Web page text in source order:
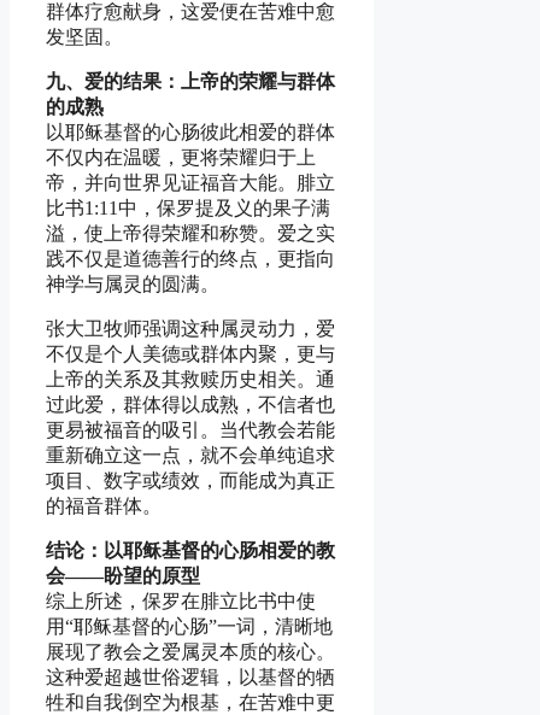
群体疗愈献身，这爱便在苦难中愈
发坚固。
九、爱的结果：上帝的荣耀与群体
的成熟
以耶稣基督的心肠彼此相爱的群体
不仅内在温暖，更将荣耀归于上
帝，并向世界见证福音大能。腓立
比书1:11中，保罗提及义的果子满
溢，使上帝得荣耀和称赞。爱之实
践不仅是道德善行的终点，更指向
神学与属灵的圆满。
张大卫牧师强调这种属灵动力，爱
不仅是个人美德或群体内聚，更与
上帝的关系及其救赎历史相关。通
过此爱，群体得以成熟，不信者也
更易被福音的吸引。当代教会若能
重新确立这一点，就不会单纯追求
项目、数字或绩效，而能成为真正
的福音群体。
结论：以耶稣基督的心肠相爱的教
会——盼望的原型
综上所述，保罗在腓立比书中使
用“耶稣基督的心肠”一词，清晰地
展现了教会之爱属灵本质的核心。
这种爱超越世俗逻辑，以基督的牺
牲和自我倒空为根基，在苦难中更